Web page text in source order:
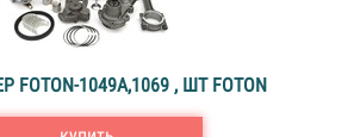
FOTON-1049A,1069 , ШТ FOTON